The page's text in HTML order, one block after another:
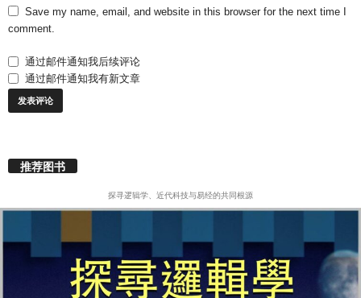
Save my name, email, and website in this browser for the next time I
comment.
通过邮件通知我后续评论
通过邮件通知我有新文章
推荐图书
探寻逻辑学、近代科技与易经的共同根源